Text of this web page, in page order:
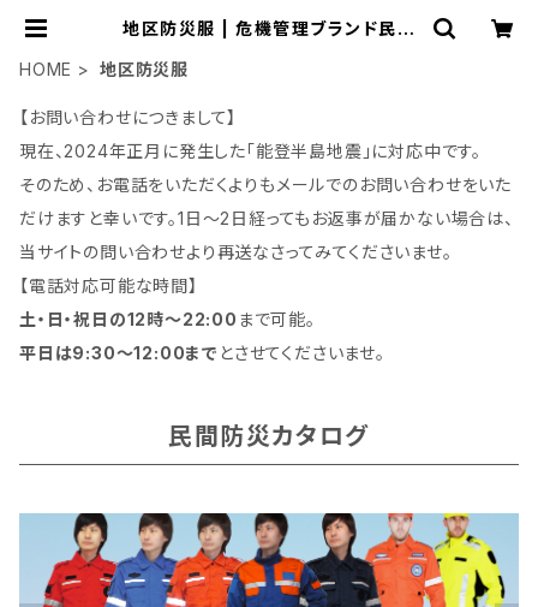
地区防災服 | 危機管理ブランド民間
HOME
地区防災服
【お問い合わせにつきまして】
現在、2024年正月に発生した「能登半島地震」に対応中です。
そのため、お電話をいただくよりもメールでのお問い合わせをいた
だけますと幸いです。1日～2日経ってもお返事が届かない場合は、
当サイトの問い合わせより再送なさってみてくださいませ。
【電話対応可能な時間】
土・日・祝日の12時～22:00 まで可能。
平日は9:30～12:00まで とさせてくださいませ。
民間防災カタログ